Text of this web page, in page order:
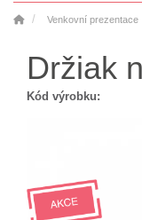
Venkovní prezentace
Držiak
Kód výrobku: